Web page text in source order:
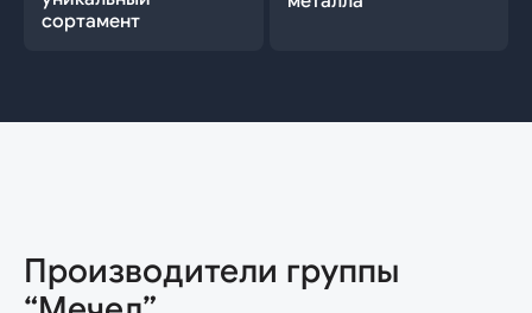
сортамент
Производители группы